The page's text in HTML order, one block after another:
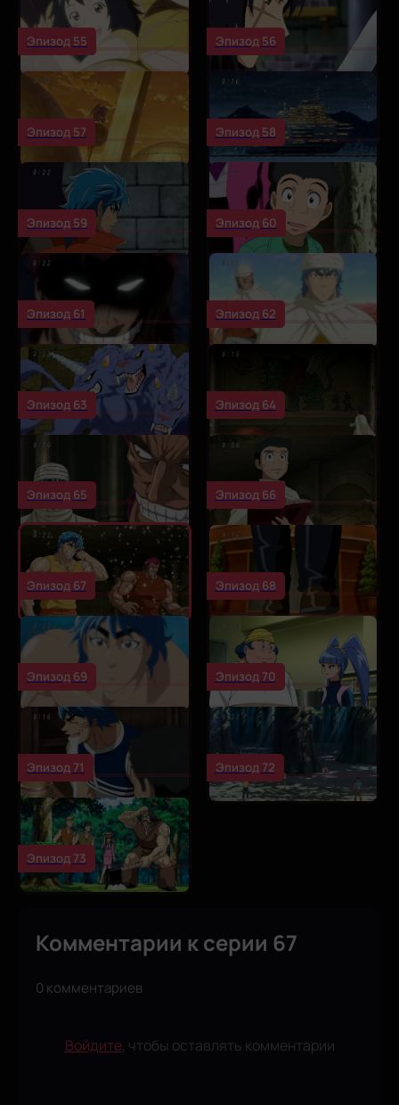
Эпизод 55 Эпизод 56
Эпизод 57 Эпизод 58
Эпизод 59 Эпизод 60
Эпизод 61 Эпизод 62
Эпизод 63 Эпизод 64
Эпизод 65 Эпизод 66
Эпизод 67 Эпизод 68
Эпизод 69 Эпизод 70
Эпизод 71 Эпизод 72
Эпизод 73
Комментарии к серии 67
0 комментариев
Войдите, чтобы оставлять комментарии